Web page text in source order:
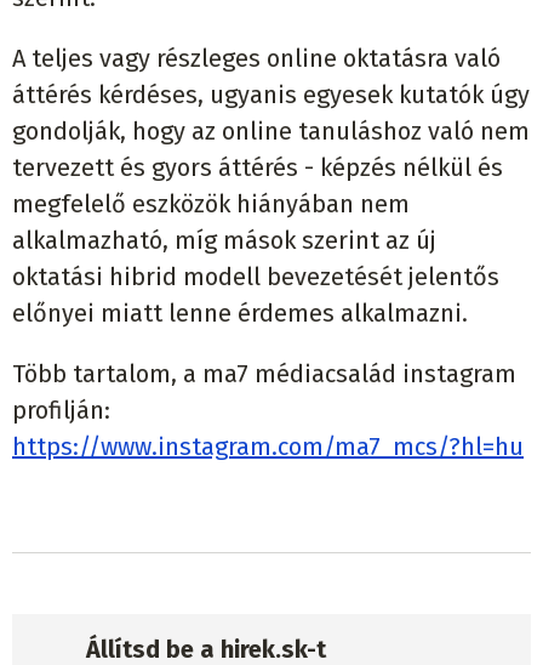
A teljes vagy részleges online oktatásra való
áttérés kérdéses, ugyanis egyesek kutatók úgy
gondolják, hogy az online tanuláshoz való nem
tervezett és gyors áttérés - képzés nélkül és
megfelelő eszközök hiányában nem
alkalmazható, míg mások szerint az új
oktatási hibrid modell bevezetését jelentős
előnyei miatt lenne érdemes alkalmazni.
Több tartalom, a ma7 médiacsalád instagram
profilján:
https://www.instagram.com/ma7_mcs/?hl=hu
Állítsd be a hirek.sk-t